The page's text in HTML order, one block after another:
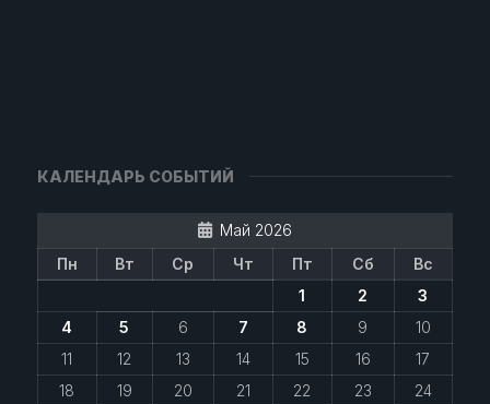
КАЛЕНДАРЬ СОБЫТИЙ
Май 2026
Пн
Вт Ср Чт Пт Сб
Вс
1
2
3
4
5 6 7 8 9
10
11
12 13 14 15 16
17
18
19 20 21 22 23
24